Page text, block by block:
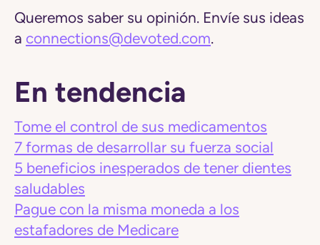
Queremos saber su opinión. Envíe sus ideas
a connections@devoted.com.
En tendencia
Tome el control de sus medicamentos
7 formas de desarrollar su fuerza social
5 beneficios inesperados de tener dientes
saludables
Pague con la misma moneda a los
estafadores de Medicare